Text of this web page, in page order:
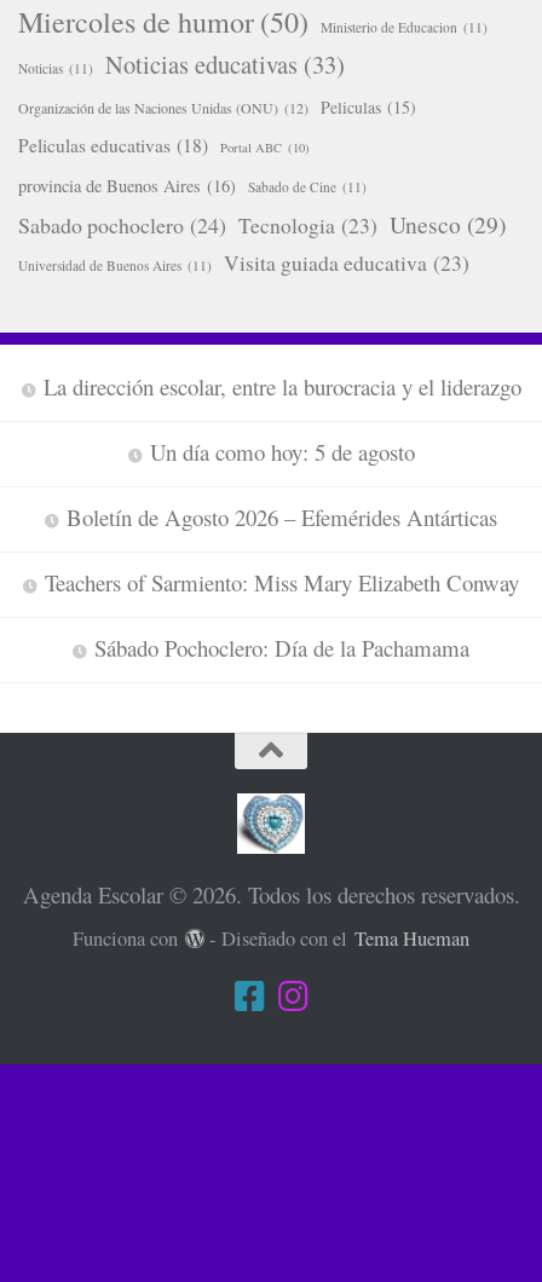
Miercoles de humor(50) Ministerio de Educacion (11)
Noticias (11) Noticias educativas (33)
Organización de las Naciones Unidas (ONU) (12) Peliculas (15)
Peliculas educativas (18) Portal ABC (10)
provincia de Buenos Aires (16) Sabado de Cine (11)
Sabado pochoclero (24) Tecnologia (23) Unesco (29)
Universidad de Buenos Aires (11) Visita guiada educativa (23)
La dirección escolar, entre la burocracia y el liderazgo
Un día como hoy: 5 de agosto
Boletín de Agosto 2026 – Efemérides Antárticas
Teachers of Sarmiento: Miss Mary Elizabeth Conway
Sábado Pochoclero: Día de la Pachamama
Agenda Escolar © 2026. Todos los derechos reservados.
Funciona con - Diseñado con elTema Hueman